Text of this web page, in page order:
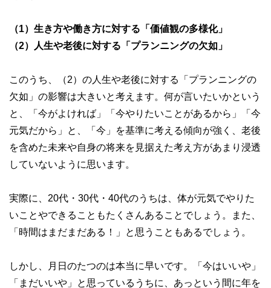
（1）生き方や働き方に対する「価値観の多様化」
（2）人生や老後に対する「プランニングの欠如」
このうち、（2）の人生や老後に対する「プランニングの
欠如」の影響は大きいと考えます。何が言いたいかという
と、「今がよければ」「今やりたいことがあるから」「今
元気だから」と、「今」を基準に考える傾向が強く、老後
を含めた未来や自身の将来を見据えた考え方があまり浸透
していないように思います。
実際に、20代・30代・40代のうちは、体が元気でやりた
いことやできることもたくさんあることでしょう。また、
「時間はまだまだある！」と思うこともあるでしょう。
しかし、月日のたつのは本当に早いです。「今はいいや」
「まだいいや」と思っているうちに、あっという間に年を